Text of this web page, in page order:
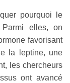
pourquoi le
Parmi elles, on
favorisant
la leptine, une
les chercheurs
ont avancé